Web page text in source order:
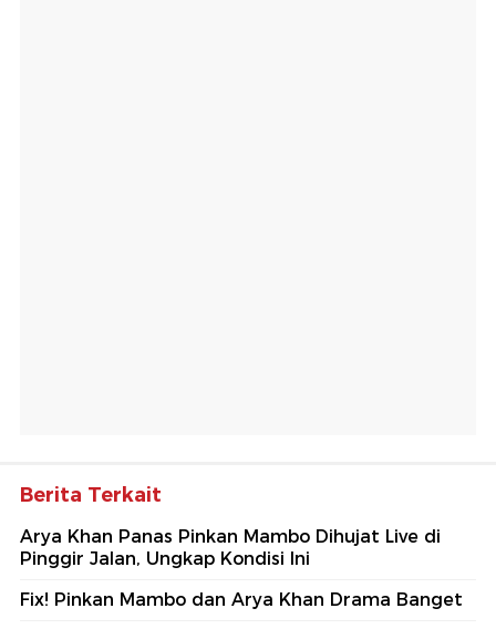
Berita Terkait
Arya Khan Panas Pinkan Mambo Dihujat Live di
Pinggir Jalan, Ungkap Kondisi Ini
Fix! Pinkan Mambo dan Arya Khan Drama Banget